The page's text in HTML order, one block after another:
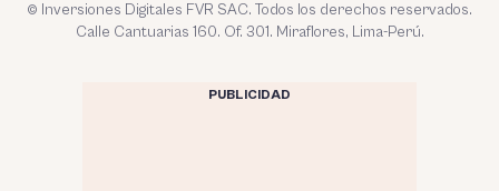
© Inversiones Digitales FVR SAC. Todos los derechos reservados.
Calle Cantuarias 160. Of. 301. Miraflores, Lima-Perú.
PUBLICIDAD